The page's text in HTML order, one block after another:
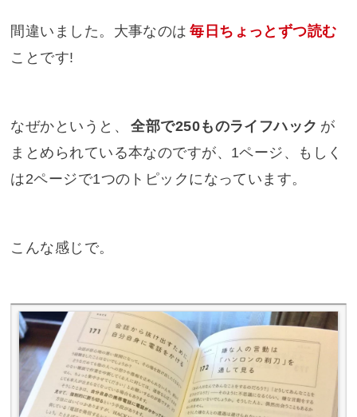
間違いました。大事なのは 毎日ちょっとずつ読む
ことです!
なぜかというと、 全部で250ものライフハック が
まとめられている本なのですが、1ページ、もしく
は2ページで1つのトピックになっています。
こんな感じで。